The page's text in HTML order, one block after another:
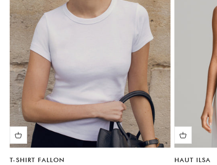
T-SHIRT FALLON
HAUT ILSA